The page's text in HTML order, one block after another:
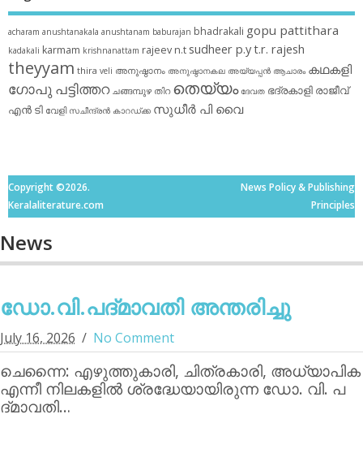
acharam anushtanakala anushtanam baburajan bhadrakali gopu pattithara
kadakali karmam krishnanattam rajeev n.t sudheer p.yt.r. rajesh
theyyam thira veli അനുഷ്ഠാനം അനുഷ്ഠാനകല അയ്യപ്പന്‍ ആചാരം കഥകളി
ഗോപു പട്ടിത്തറ ചങ്ങമ്പുഴ തിറ തെയ്യം ദേവത ഭദ്രകാളി രാജീവ്
എൻ ടി വേളി സചീന്ദ്രന്‍ കാറഡ്ക്ക സുധീര്‍ പി വൈ
Copyright ©2026.
Keralaliterature.com
News Policy & Publishing
Principles
News
ഡോ.വി.പദ്മാവതി അന്തരിച്ചു
July 16, 2026 No Comment
ചെന്നൈ: എഴുത്തുകാരി, ചിത്രകാരി, അധ്യാപിക
എന്നീ നിലകളില്‍ ശ്രദ്ധേയായിരുന്ന ഡോ. വി. പ
ദ്മാവതി…